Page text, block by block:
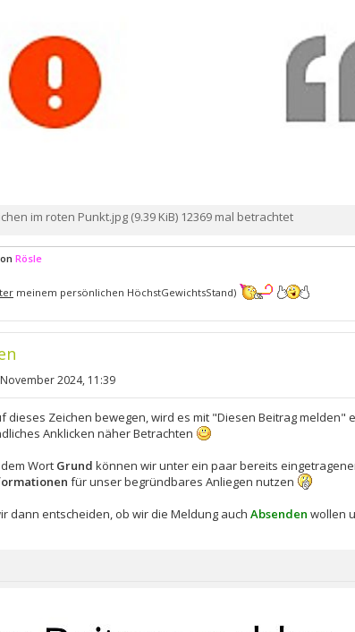
im roten Punkt.jpg (9.39 KiB) 12369 mal betrachtet
Rösle
meinem persönlichen HöchstGewichtsStand)
2024, 11:39
dieses Zeichen bewegen, wird es mit "Diesen Beitrag melden"
Anklicken näher Betrachten
Wort Grund können wir unter ein paar bereits
für unser begründbares Anliegen nutzen
dann entscheiden, ob wir die Meldung auch Absenden wollen